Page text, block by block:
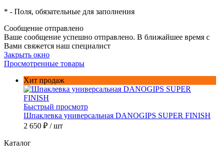
* - Поля, обязательные для заполнения
Сообщение отправлено
Ваше сообщение успешно отправлено. В ближайшее время с
Вами свяжется наш специалист
Закрыть окно
Просмотренные товары
Хит продаж
Быстрый просмотр
Шпаклевка универсальная DANOGIPS SUPER FINISH
2 650 ₽ / шт
Каталог